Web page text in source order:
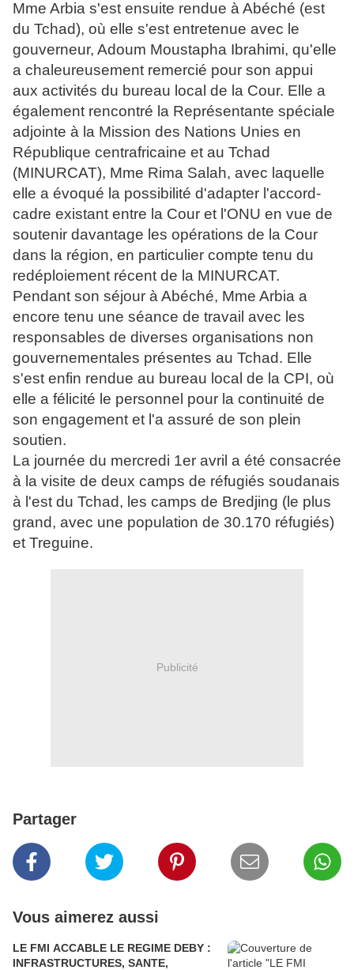
Mme Arbia s'est ensuite rendue à Abéché (est
du Tchad), où elle s'est entretenue avec le
gouverneur, Adoum Moustapha Ibrahimi, qu'elle
a chaleureusement remercié pour son appui
aux activités du bureau local de la Cour. Elle a
également rencontré la Représentante spéciale
adjointe à la Mission des Nations Unies en
République centrafricaine et au Tchad
(MINURCAT), Mme Rima Salah, avec laquelle
elle a évoqué la possibilité d'adapter l'accord-
cadre existant entre la Cour et l'ONU en vue de
soutenir davantage les opérations de la Cour
dans la région, en particulier compte tenu du
redéploiement récent de la MINURCAT.
Pendant son séjour à Abéché, Mme Arbia a
encore tenu une séance de travail avec les
responsables de diverses organisations non
gouvernementales présentes au Tchad. Elle
s'est enfin rendue au bureau local de la CPI, où
elle a félicité le personnel pour la continuité de
son engagement et l'a assuré de son plein
soutien.
La journée du mercredi 1er avril a été consacrée
à la visite de deux camps de réfugiés soudanais
à l'est du Tchad, les camps de Bredjing (le plus
grand, avec une population de 30.170 réfugiés)
et Treguine.
Publicité
Partager
Vous aimerez aussi
LE FMI ACCABLE LE REGIME DEBY :
INFRASTRUCTURES, SANTE,